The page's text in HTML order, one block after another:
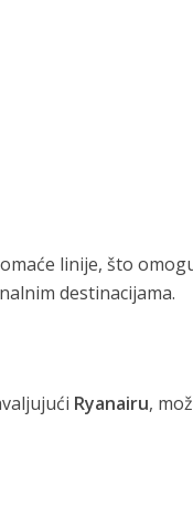
linije, što
destinacijama.
Ryanairu,